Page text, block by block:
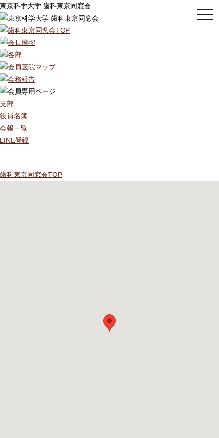
東京科学大学 歯科東京同窓会
支部
役員名簿
会報一覧
LINE登録
歯科東京同窓会TOP